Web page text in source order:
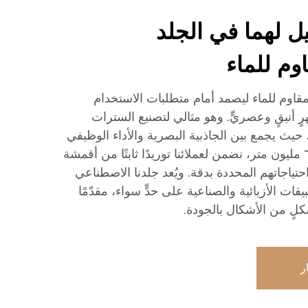
لهما في الجلد
للماء
للماء ليصمد أمام متطلبات الاستخدام
أنيقٍ وعصريٍّ. وهو مثالي لتصنيع السترات
يجمع بين الجاذبية البصرية والأداء الوظيفي
الفعّال. وبإنتاج سنوي يبلغ ٦٠٠ مليون متر، نضمن لعملائنا توريدًا ثابتًا من أقمشة
المحددة بدقة. ويُعد جلدنا الاصطناعي
الأزيائية والصناعية على حدٍّ سواء، مقدّمًا
من الأشكال بالجودة.